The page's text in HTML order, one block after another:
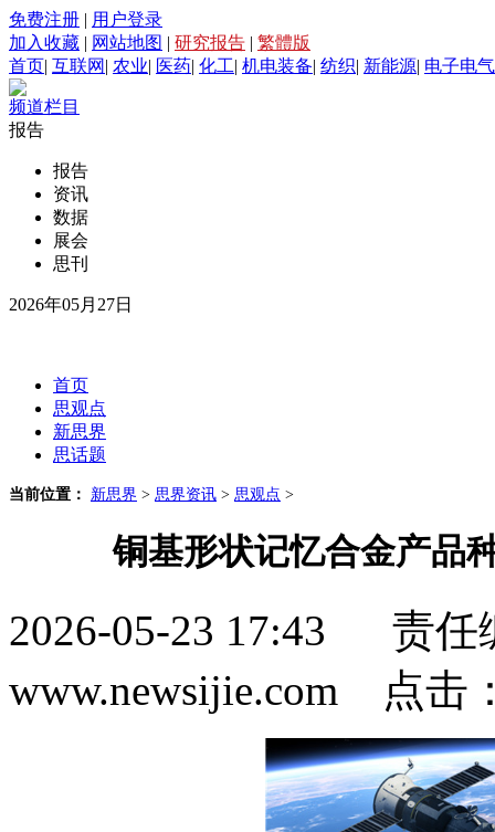
免费注册 | 用户登录
加入收藏 | 网站地图 | 研究报告 | 繁體版
首页| 互联网 | 农业| 医药| 化工| 机电装备| 纺织| 新能源| 电子电气
频道栏目
报告
报告
资讯
数据
展会
思刊
2026年05月27日
首页
思观点
新思界
思话题
当前位置： 新思界 > 思界资讯 > 思观点 >
铜基形状记忆合金产品
2026-05-23 17:43 责
www.newsijie.com 点击